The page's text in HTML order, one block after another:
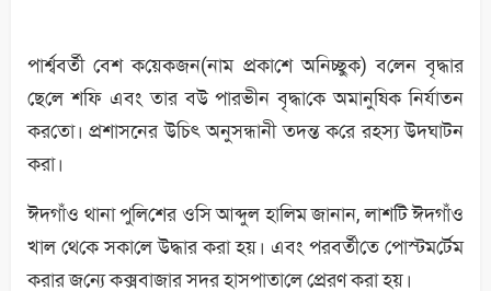
পার্শ্ববর্তী বেশ ক‌য়েকজন(নাম প্রকা‌শে অ‌নিচ্ছুক) ব‌লেন বৃদ্ধার
ছে‌লে শ‌ফি এবং তার বউ পারভীন বৃদ্ধা‌কে অমানু‌ষিক নির্যাতন
কর‌তো। প্রশাসনের উ‌চিৎ অনুসন্ধানী তদন্ত ক‌রে রহস‌্য উদঘাটন
করা।
ঈদগাঁও থানা পু‌লি‌শের ও‌সি আব্দুল হা‌লিম জানান, লা‌শটি ঈদগাঁও
খাল থে‌কে সকা‌লে উদ্ধার করা হয়। এবং পরবর্তী‌তে পোস্টম‌র্টেম
করার জ‌ন্যে কক্সবাজার সদর হাসপাতা‌লে প্রেরণ করা হয়।